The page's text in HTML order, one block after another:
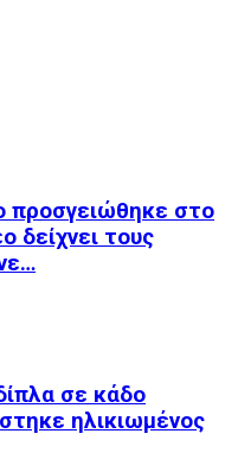
προσγειώθηκε στο
δείχνει τους
σε κάδο
ηλικιωμένος